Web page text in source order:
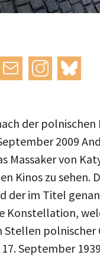
Instagram
bluesky
der polnischen
2009
Massaker von
Kinos zu sehen.
der im Titel
Konstellation,
Stellen polnischer
September